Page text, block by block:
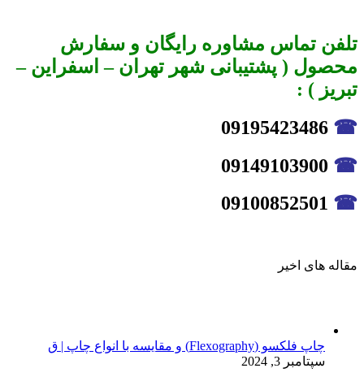
تلفن تماس مشاوره رایگان و سفارش
محصول ( پشتیبانی شهر تهران – اسفراین –
تبریز ) :
☎
☎
☎
مقاله های اخیر
چاپ فلکسو (Flexography) و مقایسه با انواع چاپ | ق
سپتامبر 3, 2024